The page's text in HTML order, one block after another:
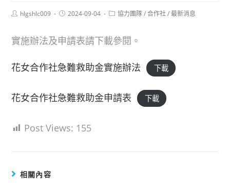
Posthlgshlc009
Post2024-09-04
Post協力團隊 / 合作社 / 最新消息
實施辦法及申請表請下載參閱。
花女合作社急難救助金實施辦法 下載
花女合作社急難救助金申請表 下載
Post Views: 155
相關內容